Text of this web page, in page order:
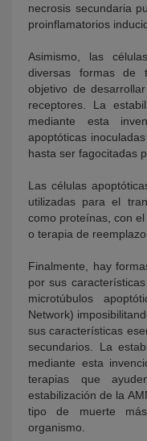
necrosis secundaria
proinflamatorios
Asimismo, las
diversas formas de
objetivo de
receptores. La
mediante esta
apoptóticas
hasta ser fagocitadas
Las células
utilizadas para el
como proteínas, con
o terapia de reemplazo
Finalmente, hay
por sus
microtúbulos
Network)
sus características
secundarios. La
mediante esta
terapias que
estabilización de la
tipo de muerte
organismo.